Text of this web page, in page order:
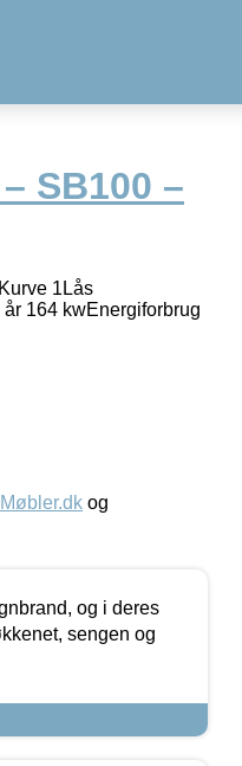
SB100 –
1Lås
164 kwEnergiforbrug
og
og i deres
sengen og